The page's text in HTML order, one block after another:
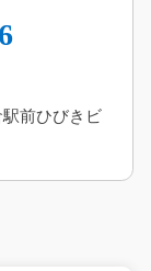
前ひびきビ